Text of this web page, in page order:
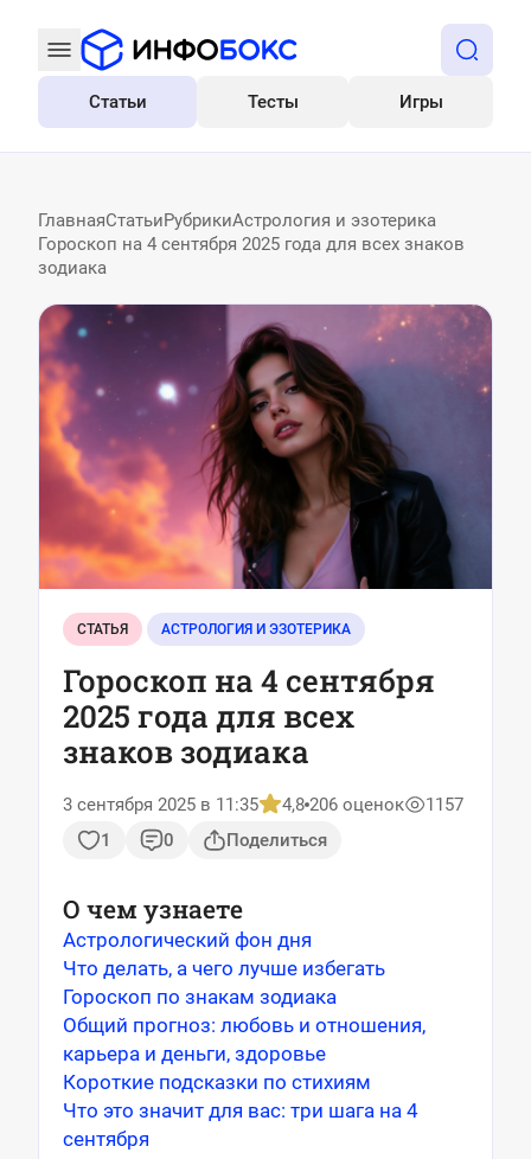
Все
Статьи Тесты Игры
ГлавнаяСтатьиРубрикиАстрология и эзотерика
Гороскоп на 4 сентября 2025 года для всех знаков
зодиака
СТАТЬЯ АСТРОЛОГИЯ И ЭЗОТЕРИКА
Гороскоп на 4 сентября
2025 года для всех
знаков зодиака
3 сентября 2025 в 11:35 4,8 206 оценок
1157
1
0 Поделиться
О чем узнаете
Астрологический фон дня
Что делать, а чего лучше избегать
Гороскоп по знакам зодиака
Общий прогноз: любовь и отношения,
карьера и деньги, здоровье
Короткие подсказки по стихиям
Что это значит для вас: три шага на 4
сентября